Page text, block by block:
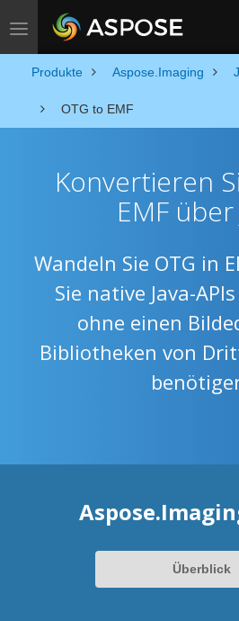
Toggle navigation
Produkte Aspose.Imaging
OTG to EMF
Konvertieren
EMF über
Wandeln Sie OTG in
Sie native Java-
ohne einen
Bibliotheken von
Überblick